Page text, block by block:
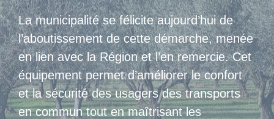
La municipalité se félicite aujourd’hui de
l’aboutissement de cette démarche, menée
en lien avec la Région et l’en remercie. Cet
équipement permet d’améliorer le confort
et la sécurité des usagers des transports
en commun tout en maîtrisant les